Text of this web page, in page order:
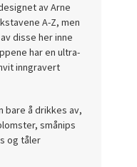
av Arne
A-Z, men
disse her inne
har en ultra-
inngravert
bare å drikkes av,
smånips
og tåler